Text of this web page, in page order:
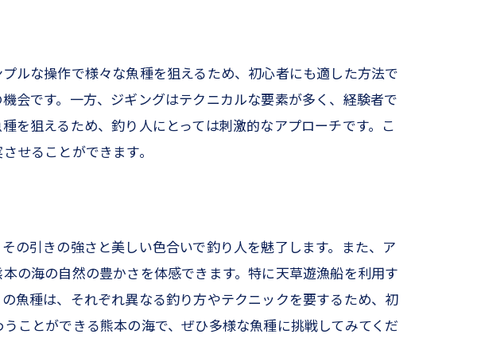
ルな操作で様々な魚種を狙えるため、初心者にも適した方法で
会です。一方、ジギングはテクニカルな要素が多く、経験者で
を狙えるため、釣り人にとっては刺激的なアプローチです。こ
せることができます。
の引きの強さと美しい色合いで釣り人を魅了します。また、ア
の海の自然の豊かさを体感できます。特に天草遊漁船を利用す
魚種は、それぞれ異なる釣り方やテクニックを要するため、初
ことができる熊本の海で、ぜひ多様な魚種に挑戦してみてくだ